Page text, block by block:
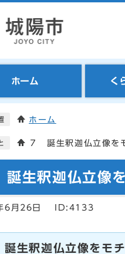
ホーム く
ホーム
７ 誕生釈迦仏立像を
生釈迦仏立像
6月26日 ID:4133
生釈迦仏立像をモ